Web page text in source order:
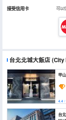
接受信用卡 可以
台北北城大飯店(City
4.4 /
台北